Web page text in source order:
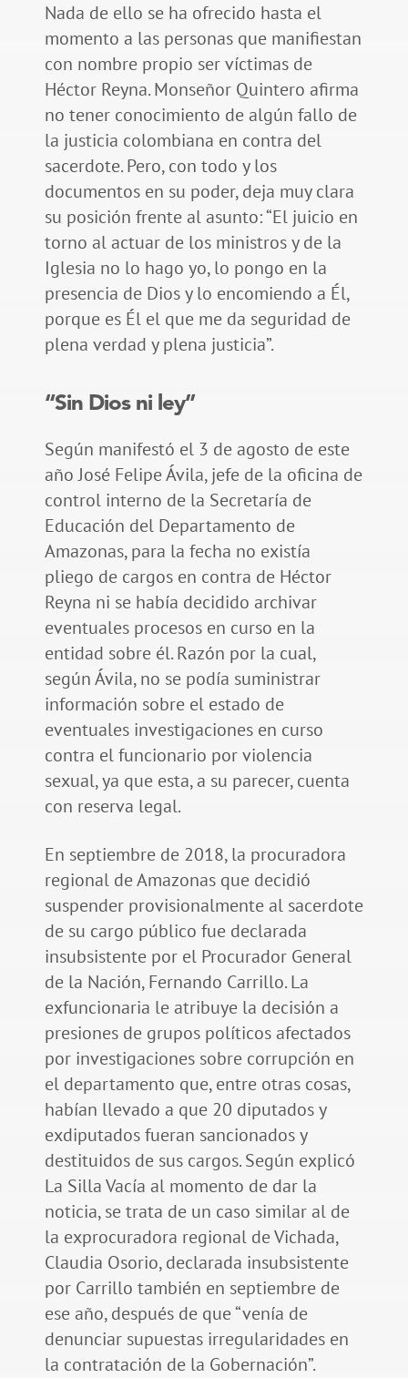
Nada de ello se ha ofrecido hasta el
momento a las personas que manifiestan
con nombre propio ser víctimas de
Héctor Reyna. Monseñor Quintero afirma
no tener conocimiento de algún fallo de
la justicia colombiana en contra del
sacerdote. Pero, con todo y los
documentos en su poder, deja muy clara
su posición frente al asunto: “El juicio en
torno al actuar de los ministros y de la
Iglesia no lo hago yo, lo pongo en la
presencia de Dios y lo encomiendo a Él,
porque es Él el que me da seguridad de
plena verdad y plena justicia”.
“Sin Dios ni ley”
Según manifestó el 3 de agosto de este
año José Felipe Ávila, jefe de la oficina de
control interno de la Secretaría de
Educación del Departamento de
Amazonas, para la fecha no existía
pliego de cargos en contra de Héctor
Reyna ni se había decidido archivar
eventuales procesos en curso en la
entidad sobre él. Razón por la cual,
según Ávila, no se podía suministrar
información sobre el estado de
eventuales investigaciones en curso
contra el funcionario por violencia
sexual, ya que esta, a su parecer, cuenta
con reserva legal.
En septiembre de 2018, la procuradora
regional de Amazonas que decidió
suspender provisionalmente al sacerdote
de su cargo público fue declarada
insubsistente por el Procurador General
de la Nación, Fernando Carrillo. La
exfuncionaria le atribuye la decisión a
presiones de grupos políticos afectados
por investigaciones sobre corrupción en
el departamento que, entre otras cosas,
habían llevado a que 20 diputados y
exdiputados fueran sancionados y
destituidos de sus cargos. Según explicó
La Silla Vacía al momento de dar la
noticia, se trata de un caso similar al de
la exprocuradora regional de Vichada,
Claudia Osorio, declarada insubsistente
por Carrillo también en septiembre de
ese año, después de que “venía de
denunciar supuestas irregularidades en
la contratación de la Gobernación”.